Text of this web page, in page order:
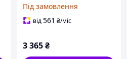
KD1830
Під замовлення
від561 ₴/міс
3 365₴